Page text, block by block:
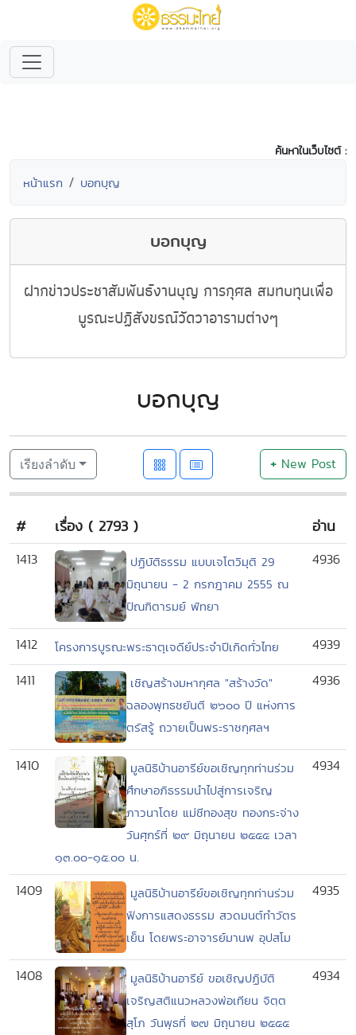
ค้นหาในเว็บไซต์ :
หน้าแรก บอกบุญ
บอกบุญ
ฝากข่าวประชาสัมพันธ์งานบุญ การกุศล สมทบทุนเพื่อ
บูรณะปฏิสังขรณ์วัดวาอารามต่างๆ
บอกบุญ
เรียงลำดับ +New Post
# เรื่อง ( 2793 ) อ่าน
1413
ปฏิบัติธรรม แบบเจโตวิมุติ 29
มิถุนายน - 2 กรกฎาคม 2555 ณ
ปัณฑิตารมย์ พัทยา
4936
1412 โครงการบูรณะพระธาตุเจดีย์ประจำปีเกิดทั่วไทย
4939
1411
เชิญสร้างมหากุศล "สร้างวัด"
ฉลองพุทธชยันตี ๒๖๐๐ ปี แห่งการ
ตรัสรู้ ถวายเป็นพระราชกุศลฯ
4936
1410
มูลนิธิบ้านอารีย์ขอเชิญทุกท่านร่วม
ศึกษาอภิธรรมนำไปสู่การเจริญ
ภาวนาโดย แม่ชีทองสุข ทองกระจ่าง
วันศุกร์ที่ ๒๙ มิถุนายน ๒๕๕๕ เวลา
๑๓.๐๐-๑๕.๐๐ น.
4934
1409
มูลนิธิบ้านอารีย์ขอเชิญทุกท่านร่วม
ฟังการแสดงธรรม สวดมนต์ทำวัตร
เย็น โดยพระอาจารย์มานพ อุปสโม
4935
1408
มูลนิธิบ้านอารีย์ ขอเชิญปฏิบัติ
เจริญสติแนวหลวงพ่อเทียน จิตฺต
สุโภ วันพุธที่ ๒๗ มิถุนายน ๒๕๕๕
4934